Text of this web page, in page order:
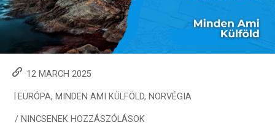
12 MARCH 2025
EURÓPA, MINDEN AMI KÜLFÖLD, NORVÉGIA
/ NINCSENEK HOZZÁSZÓLÁSOK